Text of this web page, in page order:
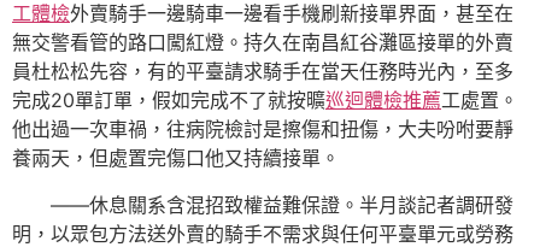
工體檢外賣騎手一邊騎車一邊看手機刷新接單界面，甚至在
無交警看管的路口闖紅燈。持久在南昌紅谷灘區接單的外賣
員杜松松先容，有的平臺請求騎手在當天任務時光內，至多
完成20單訂單，假如完成不了就按曠巡迴體檢推薦工處置。
他出過一次車禍，往病院檢討是擦傷和扭傷，大夫吩咐要靜
養兩天，但處置完傷口他又持續接單。
——休息關系含混招致權益難保證。半月談記者調研發
明，以眾包方法送外賣的騎手不需求與任何平臺單元或勞務